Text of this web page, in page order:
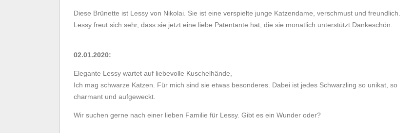
Diese Brünette ist Lessy von Nikolai. Sie ist eine verspielte junge Katzendame, verschmust und freundlich.
Lessy freut sich sehr, dass sie jetzt eine liebe Patentante hat, die sie monatlich unterstützt Dankeschön.
02.01.2020:
Elegante Lessy wartet auf liebevolle Kuschelhände,
Ich mag schwarze Katzen. Für mich sind sie etwas besonderes. Dabei ist jedes Schwarzling so unikat, so
charmant und aufgeweckt.
Wir suchen gerne nach einer lieben Familie für Lessy. Gibt es ein Wunder oder?